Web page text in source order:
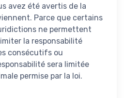
avez été avertis de la
Parce que certains
ne permettent
la responsabilité
consécutifs ou
sera limitée
permise par la loi.